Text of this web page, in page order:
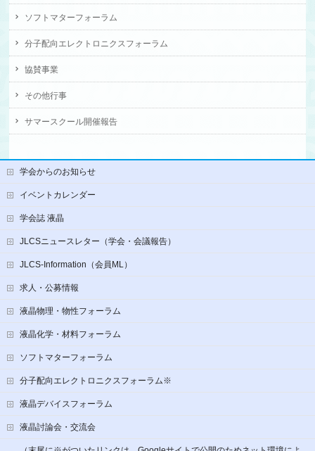
ソフトマターフォーラム
分子配向エレクトロニクスフォーラム
協賛事業
その他行事
サマースクール開催報告
学会からのお知らせ
イベントカレンダー
学会誌 液晶
JLCSニュースレター（学会・会議報告）
JLCS-Information（会員ML）
求人・公募情報
液晶物理・物性フォーラム
液晶化学・材料フォーラム
ソフトマターフォーラム
分子配向エレクトロニクスフォーラム※
液晶デバイスフォーラム
液晶討論会・交流会